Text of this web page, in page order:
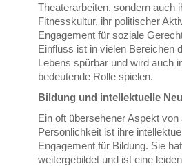
Theaterarbeiten, sondern auch
Fitnesskultur, ihr politischer
Engagement für soziale
Einfluss ist in vielen Bereichen
Lebens spürbar und wird auch
bedeutende Rolle spielen.
Bildung und intellektuelle
Ein oft übersehener Aspekt von
Persönlichkeit ist ihre
Engagement für Bildung. Sie
weitergebildet und ist eine